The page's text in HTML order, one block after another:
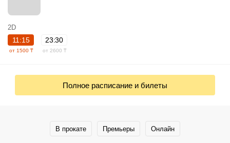
2D
11:15
от 1500 ₸
23:30
от 2600 ₸
Полное расписание и билеты
В прокате Премьеры Онлайн